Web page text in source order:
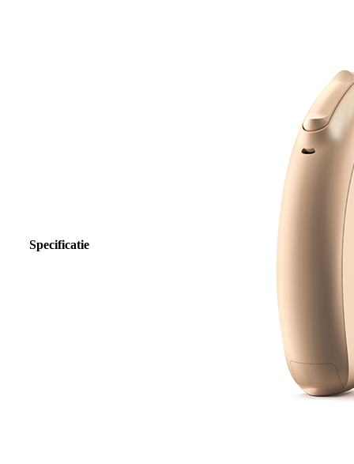
Specificatie